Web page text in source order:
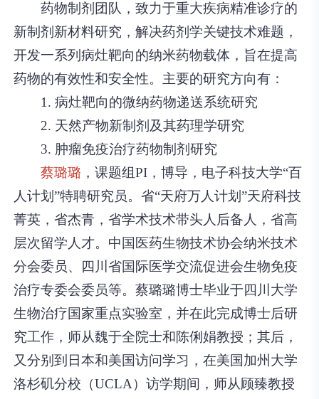
药物制剂团队，致力于重大疾病精准诊疗的
新制剂新材料研究，解决药剂学关键技术难题，
开发一系列病灶靶向的纳米药物载体，旨在提高
药物的有效性和安全性。主要的研究方向有：
1. 病灶靶向的微纳药物递送系统研究
2. 天然产物新制剂及其药理学研究
3. 肿瘤免疫治疗药物制剂研究
蔡璐璐 ，课题组PI，博导，电子科技大学“百
人计划”特聘研究员。省“天府万人计划”天府科技
菁英，省杰青，省学术技术带头人后备人，省高
层次留学人才。中国医药生物技术协会纳米技术
分会委员、四川省国际医学交流促进会生物免疫
治疗专委会委员等。蔡璐璐博士毕业于四川大学
生物治疗国家重点实验室，并在此完成博士后研
究工作，师从魏于全院士和陈俐娟教授；其后，
又分别到日本和美国访问学习，在美国加州大学
洛杉矶分校（UCLA）访学期间，师从顾臻教授